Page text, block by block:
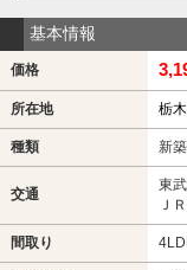
基本情報
価格
所在地 栃
種類 新
交通
東
Ｊ
間取り